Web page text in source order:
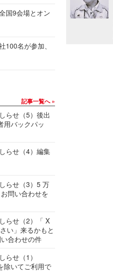
国9会場とオン
100名が参加、
記事一覧へ
らせ（5）後出
用バックパッ
らせ（4）編集
らせ（3）5 万
問い合わせを
らせ（2）「 X
い」来るかもと
合わせの件
らせ（1）
除いてご利用で